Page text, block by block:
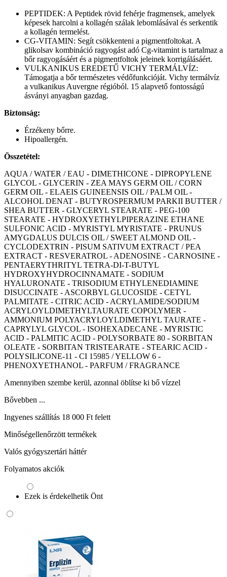
PEPTIDEK: A Peptidek rövid fehérje fragmensek, amelyek
képesek harcolni a kollagén szálak lebomlásával és serkentik
a kollagén termelést.
CG-VITAMIN: Segít csökkenteni a pigmentfoltokat. A
glikolsav kombináció ragyogást adó Cg-vitamint is tartalmaz a
bőr ragyogásáért és a pigmentfoltok jeleinek korrigálásáért.
VULKANIKUS EREDETŰ VICHY TERMÁLVÍZ:
Támogatja a bőr természetes védőfunkcióját. Vichy termálvíz
a vulkanikus Auvergne régióból. 15 alapvető fontosságú
ásványi anyagban gazdag.
Biztonság:
Érzékeny bőrre.
Hipoallergén.
Összetétel:
AQUA / WATER / EAU - DIMETHICONE - DIPROPYLENE
GLYCOL - GLYCERIN - ZEA MAYS GERM OIL / CORN
GERM OIL - ELAEIS GUINEENSIS OIL / PALM OIL -
ALCOHOL DENAT - BUTYROSPERMUM PARKII BUTTER /
SHEA BUTTER - GLYCERYL STEARATE - PEG-100
STEARATE - HYDROXYETHYLPIPERAZINE ETHANE
SULFONIC ACID - MYRISTYL MYRISTATE - PRUNUS
AMYGDALUS DULCIS OIL / SWEET ALMOND OIL -
CYCLODEXTRIN - PISUM SATIVUM EXTRACT / PEA
EXTRACT - RESVERATROL - ADENOSINE - CARNOSINE -
PENTAERYTHRITYL TETRA-DI-T-BUTYL
HYDROXYHYDROCINNAMATE - SODIUM
HYALURONATE - TRISODIUM ETHYLENEDIAMINE
DISUCCINATE - ASCORBYL GLUCOSIDE - CETYL
PALMITATE - CITRIC ACID - ACRYLAMIDE/SODIUM
ACRYLOYLDIMETHYLTAURATE COPOLYMER -
AMMONIUM POLYACRYLOYLDIMETHYL TAURATE -
CAPRYLYL GLYCOL - ISOHEXADECANE - MYRISTIC
ACID - PALMITIC ACID - POLYSORBATE 80 - SORBITAN
OLEATE - SORBITAN TRISTEARATE - STEARIC ACID -
POLYSILICONE-11 - CI 15985 / YELLOW 6 -
PHENOXYETHANOL - PARFUM / FRAGRANCE
Amennyiben szembe kerül, azonnal öblítse ki bő vízzel
Bővebben ...
Ingyenes szállítás 18 000 Ft felett
Minőségellenőrzött termékek
Valós gyógyszertári háttér
Folyamatos akciók
Ezek is érdekelhetik Önt